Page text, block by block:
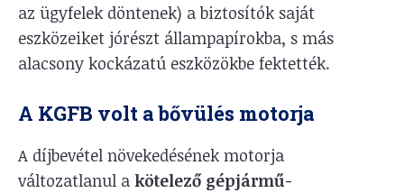
az ügyfelek döntenek) a biztosítók saját
eszközeiket jórészt állampapírokba, s más
alacsony kockázatú eszközökbe fektették.
A KGFB volt a bővülés motorja
A díjbevétel növekedésének motorja
változatlanul a kötelező gépjármű-